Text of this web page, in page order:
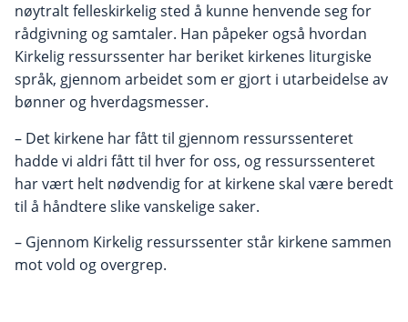
nøytralt felleskirkelig sted å kunne henvende seg for
rådgivning og samtaler. Han påpeker også hvordan
Kirkelig ressurssenter har beriket kirkenes liturgiske
språk, gjennom arbeidet som er gjort i utarbeidelse av
bønner og hverdagsmesser.
– Det kirkene har fått til gjennom ressurssenteret
hadde vi aldri fått til hver for oss, og ressurssenteret
har vært helt nødvendig for at kirkene skal være beredt
til å håndtere slike vanskelige saker.
– Gjennom Kirkelig ressurssenter står kirkene sammen
mot vold og overgrep.